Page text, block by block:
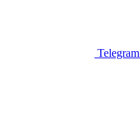
Telegram